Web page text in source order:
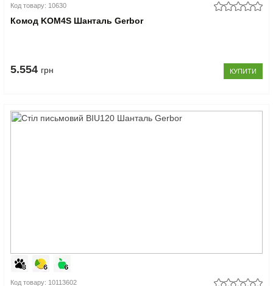
Код товару: 10630
Комод KOM4S Шанталь Gerbor
5.554 грн КУПИТИ
Код товару: 10113602